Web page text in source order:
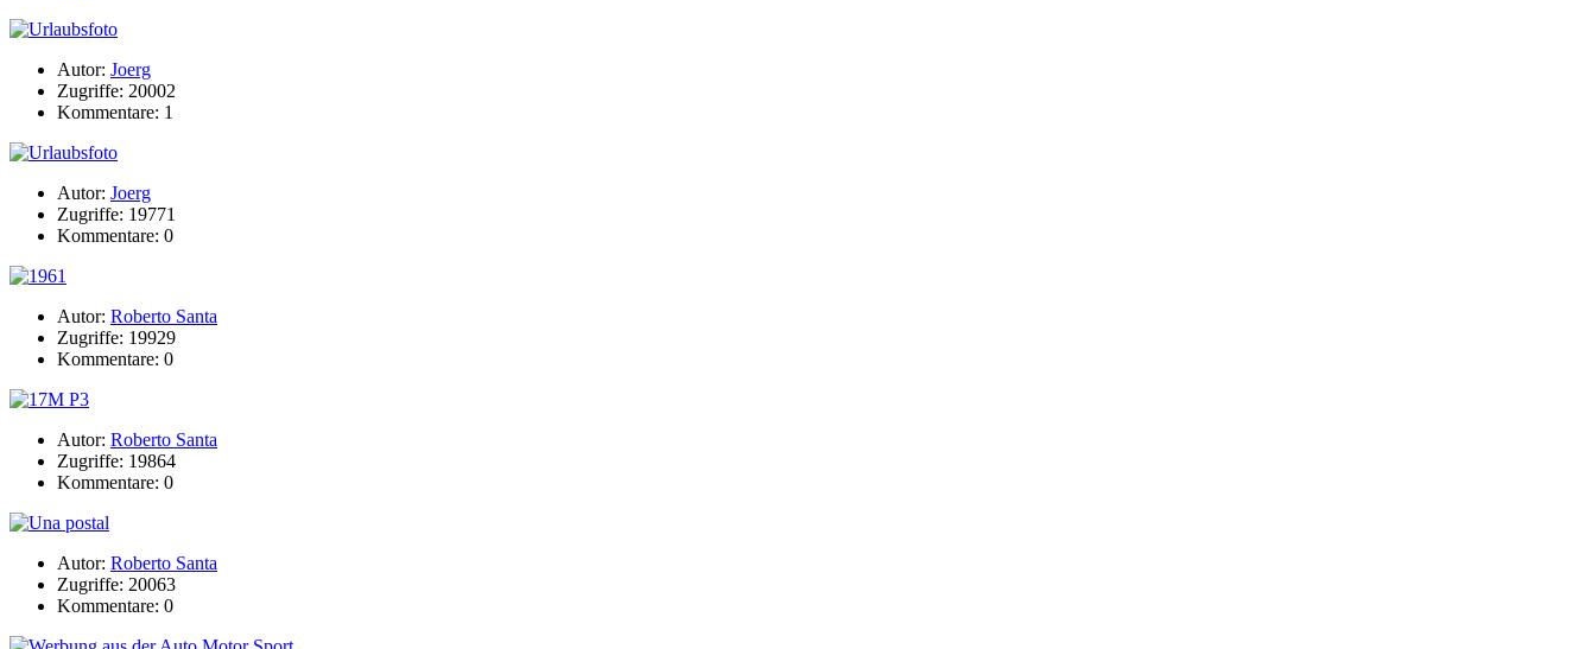
Autor: Joerg
Zugriffe: 20002
Kommentare: 1
Autor: Joerg
Zugriffe: 19771
Kommentare: 0
Autor: Roberto Santa
Zugriffe: 19929
Kommentare: 0
Autor: Roberto Santa
Zugriffe: 19864
Kommentare: 0
Autor: Roberto Santa
Zugriffe: 20063
Kommentare: 0